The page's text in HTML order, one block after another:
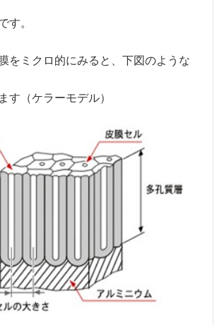
す。
をミクロ的にみると、下図のような
す（ケラーモデル）